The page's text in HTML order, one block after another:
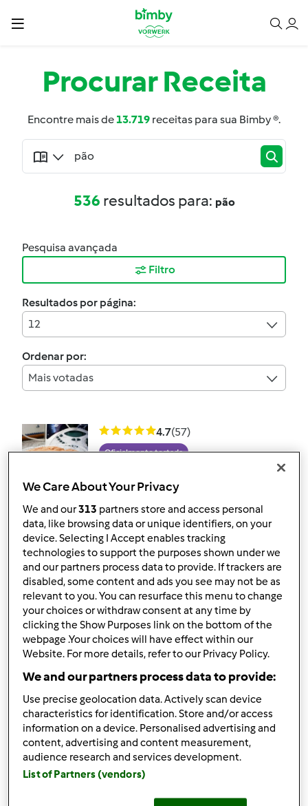
ProcurarReceita
Encontre mais de13.719 receitas para sua Bimby ®.
536 resultados para: pão
Pesquisa avançada
Filtro
Resultados por página:
12
Ordenar por:
Mais votadas
4.7(57)
Oficialmente testada
porGast
57 74 Fácil 8 27min
4.5(40)
Oficialmente testada
Pão de Deus
porGast
72 Médio 5min
4.8(37)
Oficialmente testada
Pão integral com
We Care About Your Privacy
We and our313 partners store and access personal
data, like browsing data or unique identifiers, on your
device. Selecting I Accept enables tracking
technologies to support the purposes shown under we
and our partners process data to provide. If trackers are
disabled, some content and ads you see may not be as
relevant to you. You can resurface this menu to change
your choices or withdraw consent at any time by
clicking the Show Purposes link on the bottom of the
webpage .Your choices will have effect within our
Website. For more details, refer to our Privacy Policy.
We and our partners process data to provide:
Use precise geolocation data. Actively scan device
characteristics for identification. Store and/or access
information on a device. Personalised advertising and
content, advertising and content measurement,
audience research and services development.
List of Partners (vendors)